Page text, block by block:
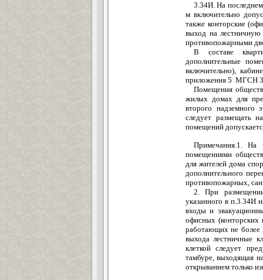
3.34И. На
м включительно
также конторские
выход на лестничную
противопожарными
В составе
дополнительные
включительно),
приложения 5 МГСН
Помещения
жилых домах для
второго надземного
следует размещать
помещений
Примечания.1. На
помещениями
для жителей дома
дополнительного
противопожарных,
2. При
указанного в п.3.34И
входы и
офисных
работающих не более
выхода лестничные
клеткой следует
тамбуре, выходящая
открыванием только